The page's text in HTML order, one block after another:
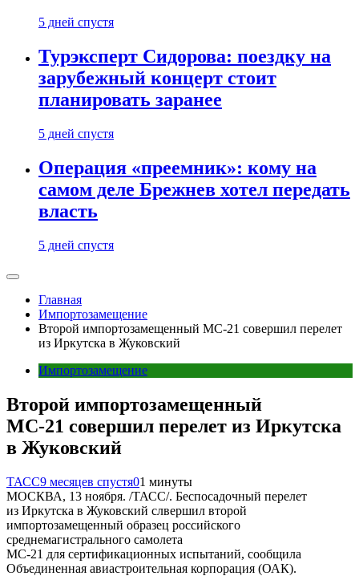
5 дней спустя
Турэксперт Сидорова: поездку на
зарубежный концерт стоит
планировать заранее
5 дней спустя
Операция «преемник»: кому на
самом деле Брежнев хотел передать
власть
5 дней спустя
Главная
Импортозамещение
Второй импортозамещенный МС-21 совершил перелет
из Иркутска в Жуковский
Импортозамещение
Второй импортозамещенный
МС-21 совершил перелет из Иркутска
в Жуковский
ТАСС9 месяцев спустя01 минуты
МОСКВА, 13 ноября. /ТАСС/. Беспосадочный перелет
из Иркутска в Жуковский слвершил второй
импортозамещенный образец российского
среднемагистрального самолета
МС-21 для сертификационных испытаний, сообщила
Объединенная авиастроительная корпорация (ОАК).